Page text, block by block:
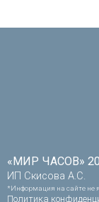
«МИР ЧАСОВ»
ИП Скисова А.С.
*Информация на сайте не
Политика